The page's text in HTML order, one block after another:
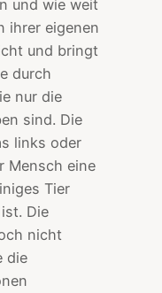
und wie weit
ihrer eigenen
und bringt
durch
nur die
sind. Die
links oder
Mensch eine
Tier
Die
nicht
die